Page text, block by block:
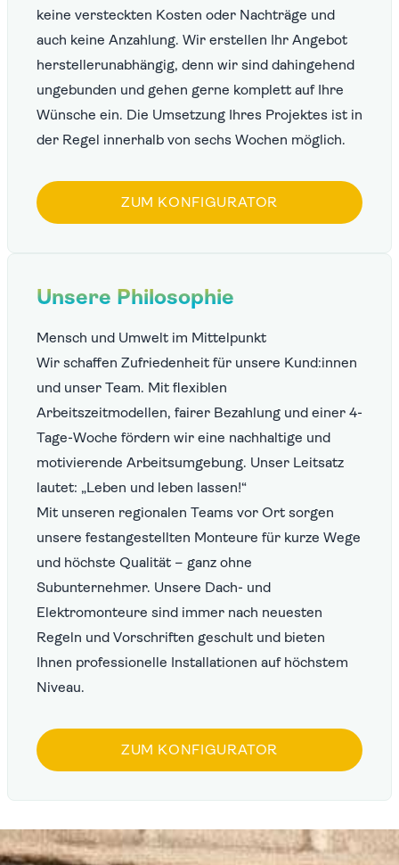
keine versteckten Kosten oder Nachträge und
auch keine Anzahlung. Wir erstellen Ihr Angebot
herstellerunabhängig, denn wir sind dahingehend
ungebunden und gehen gerne komplett auf Ihre
Wünsche ein. Die Umsetzung Ihres Projektes ist in
der Regel innerhalb von sechs Wochen möglich.
ZUM KONFIGURATOR
Unsere Philosophie
Mensch und Umwelt im Mittelpunkt
Wir schaffen Zufriedenheit für unsere Kund:innen
und unser Team. Mit flexiblen
Arbeitszeitmodellen, fairer Bezahlung und einer 4-
Tage-Woche fördern wir eine nachhaltige und
motivierende Arbeitsumgebung. Unser Leitsatz
lautet: „Leben und leben lassen!“
Mit unseren regionalen Teams vor Ort sorgen
unsere festangestellten Monteure für kurze Wege
und höchste Qualität – ganz ohne
Subunternehmer. Unsere Dach- und
Elektromonteure sind immer nach neuesten
Regeln und Vorschriften geschult und bieten
Ihnen professionelle Installationen auf höchstem
Niveau.
ZUM KONFIGURATOR